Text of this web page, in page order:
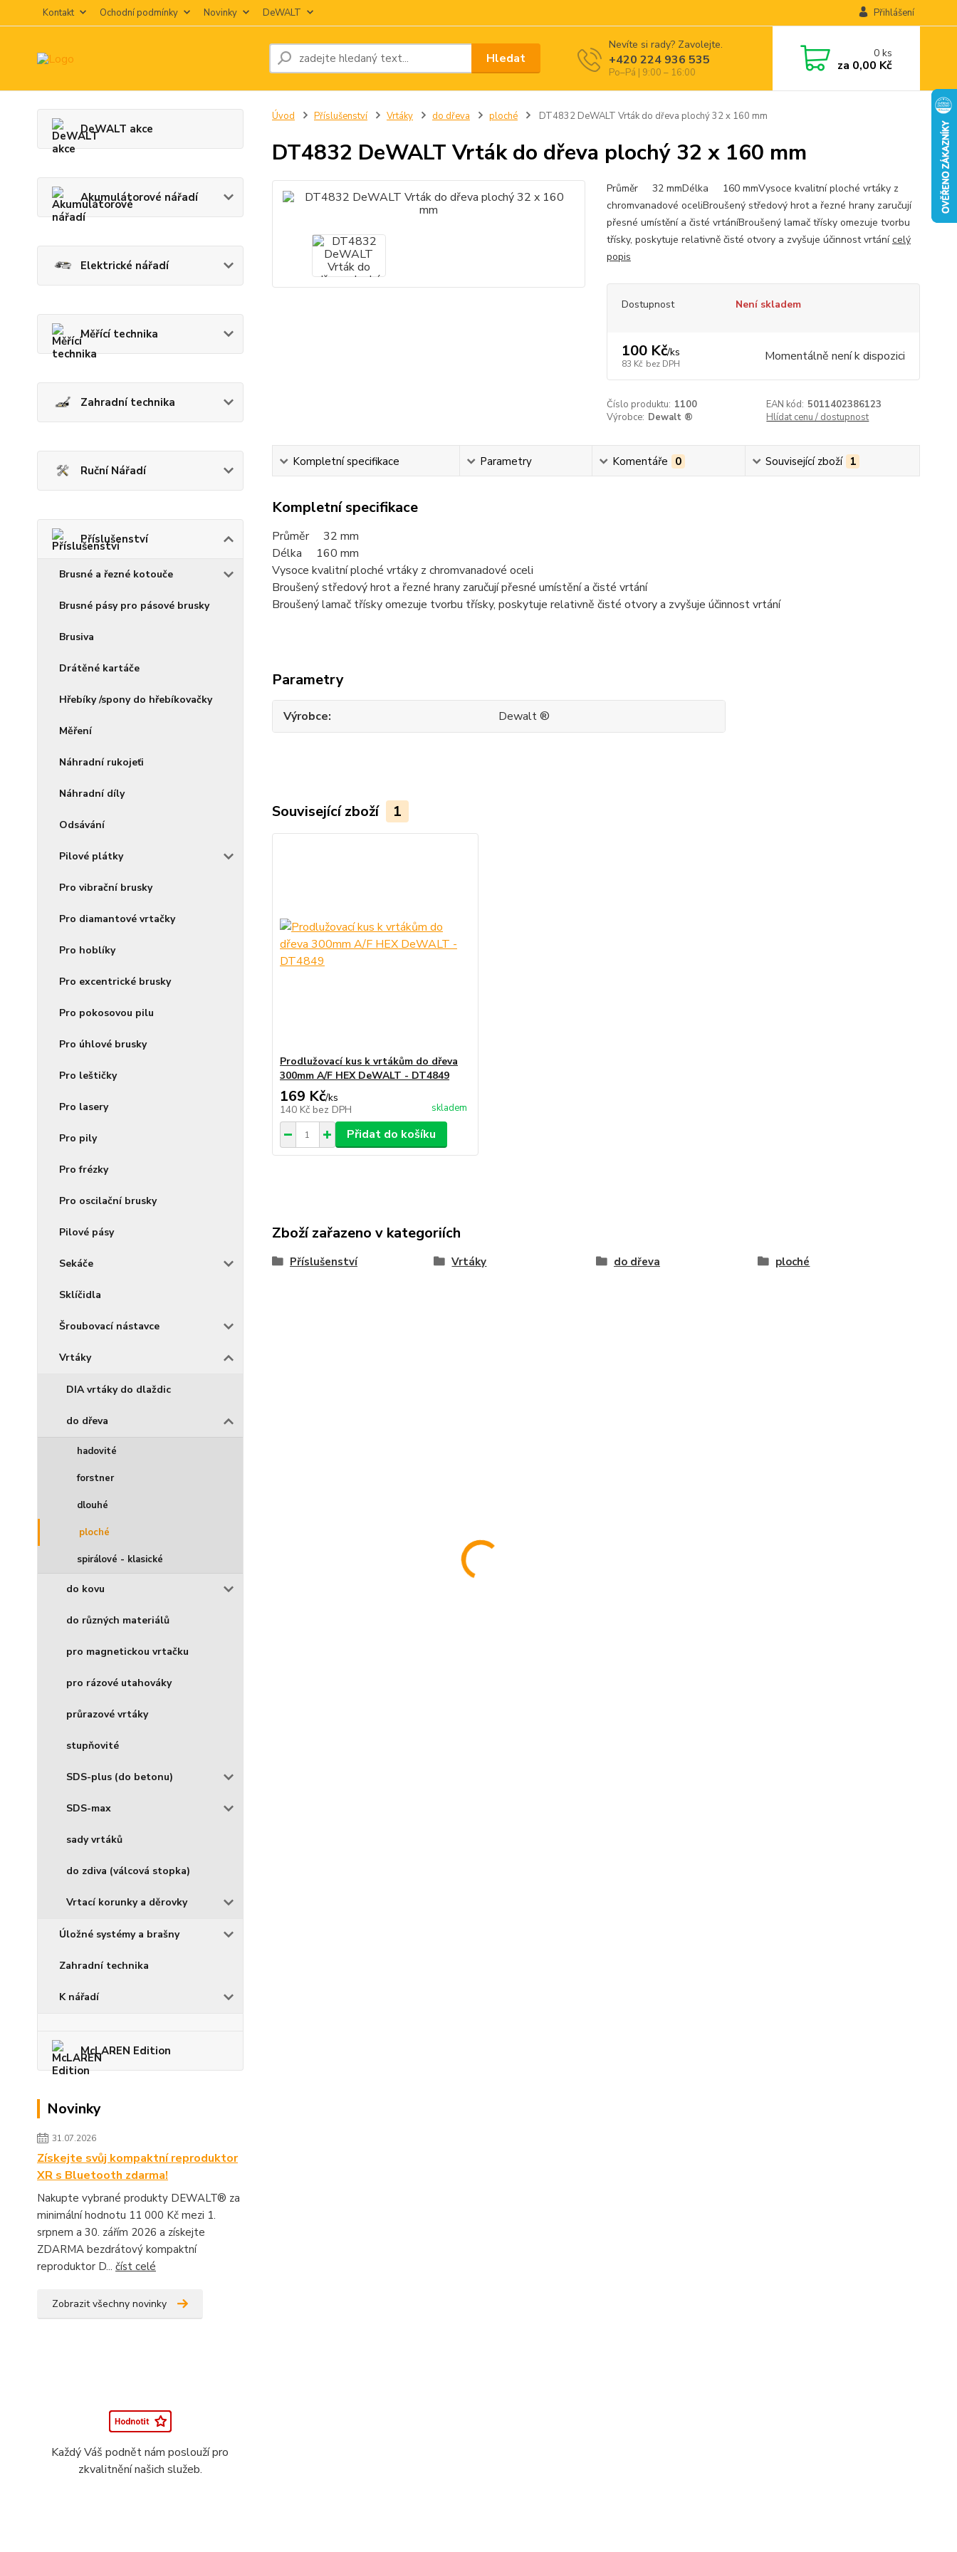
Kontakt Ochodní podmínky Novinky DeWALT Přihlášení
Hledat
Nevíte si rady? Zavolejte.
+420 224 936 535
Po–Pá | 9:00 – 16:00
0ks
za 0,00 Kč
DeWALT akce
Akumulátorové nářadí
Elektrické nářadí
Měřící technika
Zahradní technika
Ruční Nářadí
Příslušenství
Brusné a řezné kotouče
Brusné pásy pro pásové brusky
Brusiva
Drátěné kartáče
Hřebíky /spony do hřebíkovačky
Měření
Náhradní rukojeťi
Náhradní díly
Odsávání
Pilové plátky
Pro vibrační brusky
Pro diamantové vrtačky
Pro hoblíky
Pro excentrické brusky
Pro pokosovou pilu
Pro úhlové brusky
Pro leštičky
Pro lasery
Pro pily
Pro frézky
Pro oscilační brusky
Pilové pásy
Sekáče
Sklíčidla
Šroubovací nástavce
Vrtáky
DIA vrtáky do dlaždic
do dřeva
hadovité
forstner
dlouhé
ploché
spirálové - klasické
do kovu
do různých materiálů
pro magnetickou vrtačku
pro rázové utahováky
průrazové vrtáky
stupňovité
SDS-plus (do betonu)
SDS-max
sady vrtáků
do zdiva (válcová stopka)
Vrtací korunky a děrovky
Úložné systémy a brašny
Zahradní technika
K nářadí
McLAREN Edition
Novinky
31.07.2026
Získejte svůj kompaktní reproduktor
XR s Bluetooth zdarma!
Nakupte vybrané produkty DEWALT® za
minimální hodnotu 11 000 Kč mezi 1.
srpnem a 30. zářím 2026 a získejte
ZDARMA bezdrátový kompaktní
reproduktor D... číst celé
Zobrazit všechny novinky
Každý Váš podnět nám poslouží pro
zkvalitnění našich služeb.
Úvod Příslušenství Vrtáky do dřeva ploché DT4832 DeWALT Vrták do dřeva plochý 32 x 160 mm
DT4832 DeWALT Vrták do dřeva plochý 32 x 160 mm
Průměr 32 mmDélka 160 mmVysoce kvalitní ploché vrtáky z
chromvanadové oceliBroušený středový hrot a řezné hrany zaručují
přesné umístění a čisté vrtáníBroušený lamač třísky omezuje tvorbu
třísky, poskytuje relativně čisté otvory a zvyšuje účinnost vrtánícelý
popis
Dostupnost Není skladem
100 Kč/ks
83 Kč bez DPH Momentálně není k dispozici
Číslo produktu: 1100 EAN kód: 5011402386123
Výrobce: Dewalt ® Hlídat cenu / dostupnost
Kompletní specifikace Parametry Komentáře 0 Související zboží 1
Kompletní specifikace
Průměr 32 mm
Délka 160 mm
Vysoce kvalitní ploché vrtáky z chromvanadové oceli
Broušený středový hrot a řezné hrany zaručují přesné umístění a čisté vrtání
Broušený lamač třísky omezuje tvorbu třísky, poskytuje relativně čisté otvory a zvyšuje účinnost vrtání
Parametry
Výrobce Dewalt ®
Související zboží 1
Prodlužovací kus k vrtákům do dřeva
300mm A/F HEX DeWALT - DT4849
169 Kč/ks
140 Kč bez DPH skladem
Přidat do košíku
Zboží zařazeno v kategoriích
Příslušenství Vrtáky do dřeva ploché